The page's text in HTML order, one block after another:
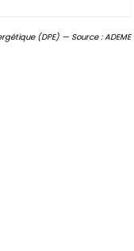
(DPE) — Source : ADEME